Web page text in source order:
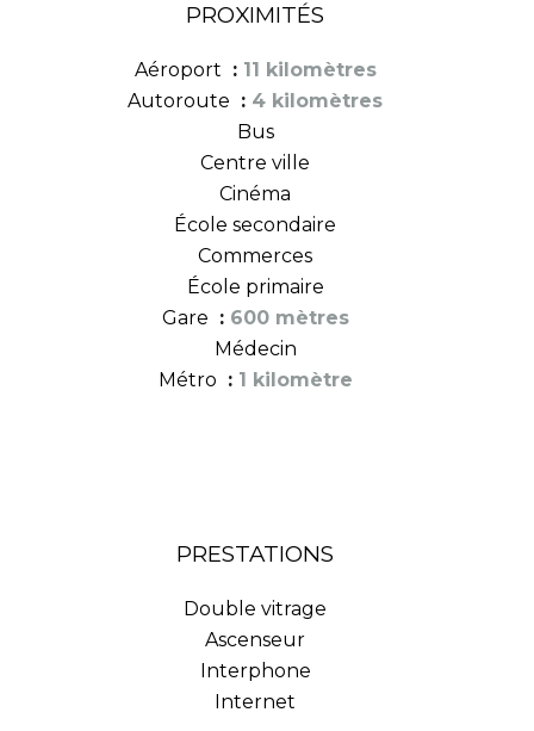
PROXIMITÉS
Aéroport
11 kilomètres
Autoroute
4 kilomètres
Bus
Centre ville
Cinéma
École secondaire
Commerces
École primaire
Gare
600 mètres
Médecin
Métro
1 kilomètre
PRESTATIONS
Double vitrage
Ascenseur
Interphone
Internet